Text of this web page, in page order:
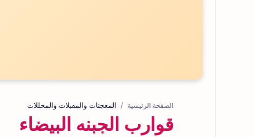
الصفحة الرئيسية المعجنات والمقبلات والمخللات
قوارب الجبنه البيضاء